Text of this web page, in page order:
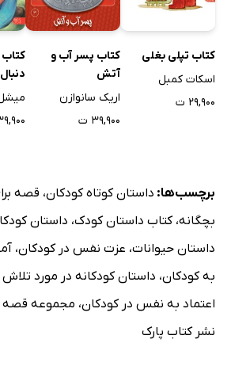
کتاب تپلی بغلی
اسکات کمبل
۲۹,۹۰۰ ت
کتاب پسر آب و
آتش
اریک سانوازن
۳۹,۹۰۰ ت
۳۹,۹۰۰
برچسب‌ها: داستان کوتاه کودکان، قصه
بچگانه،کتاب داستان کودک، داستان
داستان حیوانات، عزت نفس در کودکان،
به کودکان، داستان کودکانه در مورد
اعتماد به نفس در کودکان، مجموعه قصه
نشر کتاب پارک